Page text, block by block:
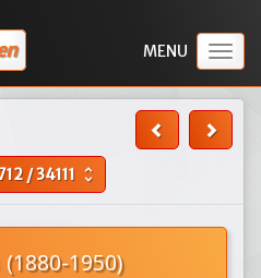
/34111 unfold_more
(1880-1950)